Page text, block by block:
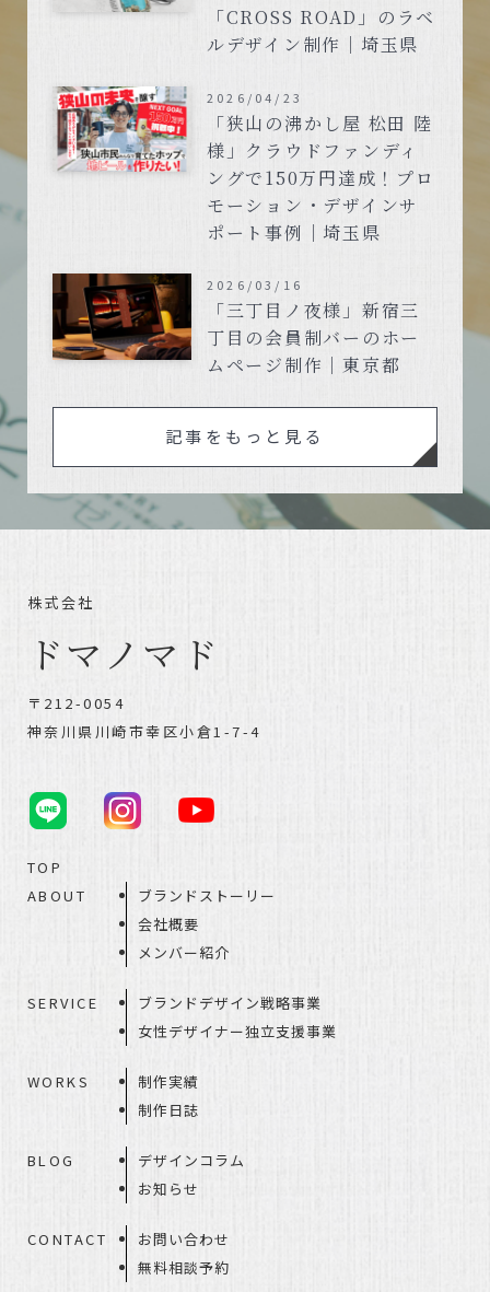
「CROSS ROAD」のラベ
ルデザイン制作｜埼玉県
「狭山の沸かし屋 松田 陸
様」クラウドファンディ
ングで150万円達成！プロ
モーション・デザインサ
ポート事例｜埼玉県
2026/04/23
「三丁目ノ夜様」新宿三
丁目の会員制バーのホー
ムページ制作｜東京都
2026/03/16
記事をもっと見る
株式会社
ドマノマド
〒212-0054
神奈川県川崎市幸区小倉1-7-4
TOP
ABOUT
ブランドストーリー
会社概要
メンバー紹介
SERVICE
ブランドデザイン戦略事業
女性デザイナー独立支援事業
WORKS
制作実績
制作日誌
BLOG
デザインコラム
お知らせ
CONTACT
お問い合わせ
無料相談予約